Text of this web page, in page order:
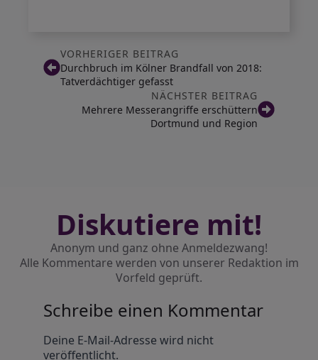
VORHERIGER BEITRAG
Durchbruch im Kölner Brandfall von 2018:
Tatverdächtiger gefasst
NÄCHSTER BEITRAG
Mehrere Messerangriffe erschüttern
Dortmund und Region
Diskutiere mit!
Anonym und ganz ohne Anmeldezwang!
Alle Kommentare werden von unserer Redaktion im
Vorfeld geprüft.
Schreibe einen Kommentar
Deine E-Mail-Adresse wird nicht
veröffentlicht.